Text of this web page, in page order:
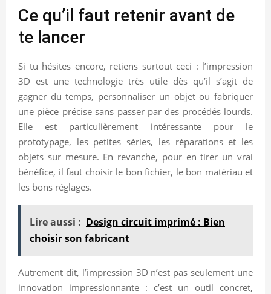
Ce qu’il faut retenir avant de
te lancer
Si tu hésites encore, retiens surtout ceci : l’impression
3D est une technologie très utile dès qu’il s’agit de
gagner du temps, personnaliser un objet ou fabriquer
une pièce précise sans passer par des procédés lourds.
Elle est particulièrement intéressante pour le
prototypage, les petites séries, les réparations et les
objets sur mesure. En revanche, pour en tirer un vrai
bénéfice, il faut choisir le bon fichier, le bon matériau et
les bons réglages.
Lire aussi : Design circuit imprimé : Bien
choisir son fabricant
Autrement dit, l’impression 3D n’est pas seulement une
innovation impressionnante : c’est un outil concret,